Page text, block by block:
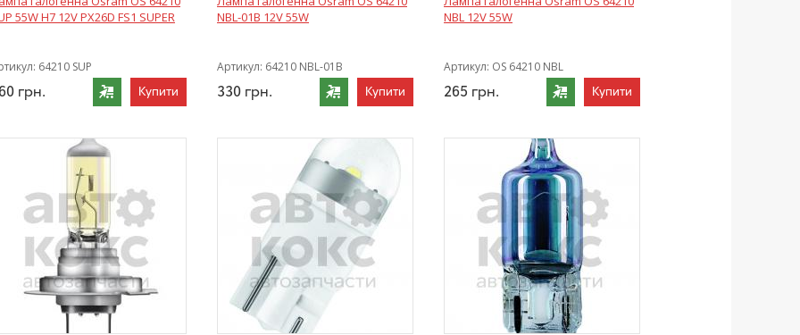
55W Н7 12V PX26D FS1 SUPER
64210 SUP
грн. Купити
NBL-01B 12V 55W
Артикул: 64210 NBL-01B
330 грн. Купити
NBL 12V 55W
Артикул: OS 64210 NBL
265 грн. Купити